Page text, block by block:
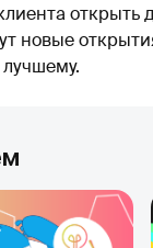
открыть
новые